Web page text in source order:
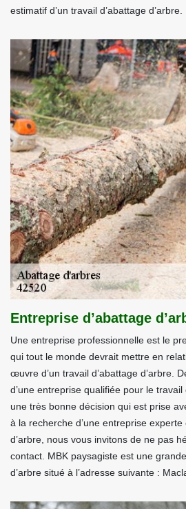
estimatif d’un travail d’abattage d’arbre.
Entreprise d’abattage
Une entreprise professionnelle est le
qui tout le monde devrait mettre en
œuvre d’un travail d’abattage d’arbre.
d’une entreprise qualifiée pour le travail
une très bonne décision qui est prise
à la recherche d’une entreprise experte
d’arbre, nous vous invitons de ne pas
contact. MBK paysagiste est une
d’arbre situé à l’adresse suivante :